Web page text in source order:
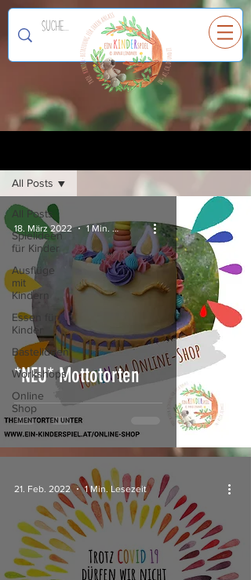
EinKINDERspiel
All Posts
Spielideen
für Kinder
Ausflüge
mit
Kindern
Essen für
Kinder
Bastelideen
Workshops
Online
Shop
All Posts
*NEU* Mottotorten
18. März 2022 1 Min. Lesezeit
21. Feb. 2022 1 Min. Lesezeit